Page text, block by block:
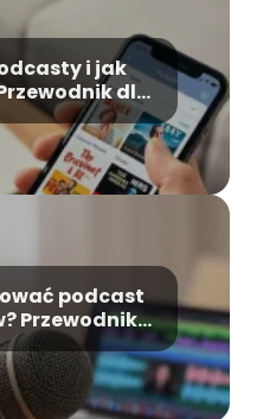
i jak
dla
podcast
Przewodnik
kroku